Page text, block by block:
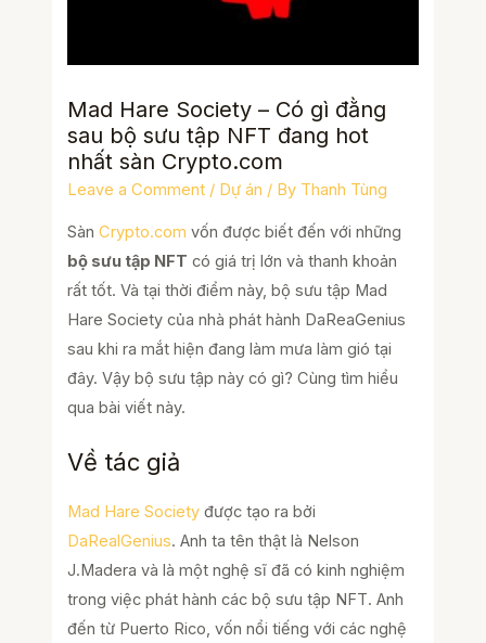
Mad Hare Society – Có gì đằng
sau bộ sưu tập NFT đang hot
nhất sàn Crypto.com
Leave a Comment / Dự án / By Thanh Tùng
Sàn Crypto.com vốn được biết đến với những
bộ sưu tập NFT có giá trị lớn và thanh khoản
rất tốt. Và tại thời điểm này, bộ sưu tập Mad
Hare Society của nhà phát hành DaReaGenius
sau khi ra mắt hiện đang làm mưa làm gió tại
đây. Vậy bộ sưu tập này có gì? Cùng tìm hiểu
qua bài viết này.
Về tác giả
Mad Hare Society được tạo ra bởi
DaRealGenius. Anh ta tên thật là Nelson
J.Madera và là một nghệ sĩ đã có kinh nghiệm
trong việc phát hành các bộ sưu tập NFT. Anh
đến từ Puerto Rico, vốn nổi tiếng với các nghệ